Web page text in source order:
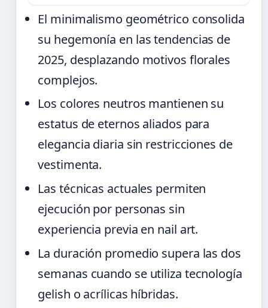
El minimalismo geométrico consolida
su hegemonía en las tendencias de
2025, desplazando motivos florales
complejos.
Los colores neutros mantienen su
estatus de eternos aliados para
elegancia diaria sin restricciones de
vestimenta.
Las técnicas actuales permiten
ejecución por personas sin
experiencia previa en nail art.
La duración promedio supera las dos
semanas cuando se utiliza tecnología
gelish o acrílicas híbridas.